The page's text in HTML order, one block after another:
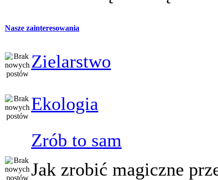
Nasze zainteresowania
Zielarstwo
Ekologia
Zrób to sam
Jak zrobić magiczne